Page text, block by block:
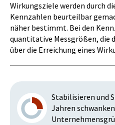
Wirkungsziele werden durch
Kennzahlen beurteilbar
näher bestimmt. Bei den
quantitative Messgrößen, die
über die Erreichung eines
Stabilisieren und
Jahren